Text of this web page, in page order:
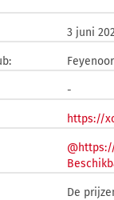
3 juni
-
https://
De